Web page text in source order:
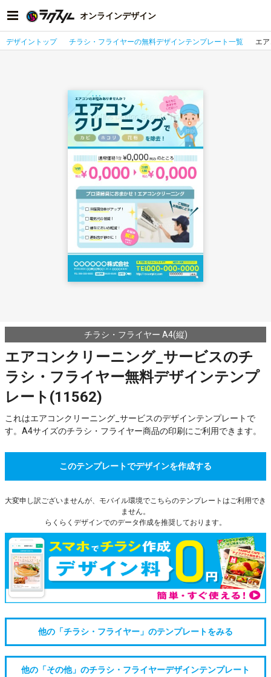
オンラインデザイン
デザイントップ チラシ・フライヤーの無料デザインテンプレート一覧 エ
チラシ・フライヤー A4(縦)
エアコンクリーニング_サービスのチ
ラシ・フライヤー無料デザインテンプ
レート(11562)
これはエアコンクリーニング_サービスのデザインテンプレートで
す。A4サイズのチラシ・フライヤー商品の印刷にご利用できます。
このテンプレートでデザインを作成する
大変申し訳ございませんが、モバイル環境でこちらのテンプレートはご利用でき
ません。
らくらくデザインでのデータ作成を推奨しております。
他の「チラシ・フライヤー」のテンプレートをみる
他の「その他」のチラシ・フライヤーデザインテンプレート